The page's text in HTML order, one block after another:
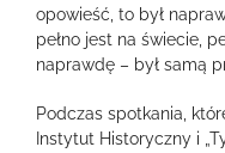
opowieść, to był
pełno jest na świecie,
naprawdę – był samą
Podczas spotkania,
Instytut Historyczny i